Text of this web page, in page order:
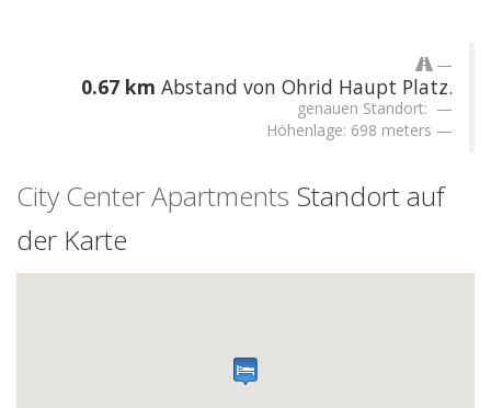
0.67 km Abstand von Ohrid Haupt Platz.
genauen Standort:
Höhenlage: 698 meters
City Center Apartments Standort auf
der Karte